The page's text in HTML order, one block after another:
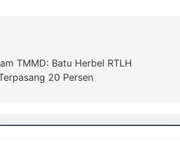
TMMD: Batu Herbel RTLH
20 Persen